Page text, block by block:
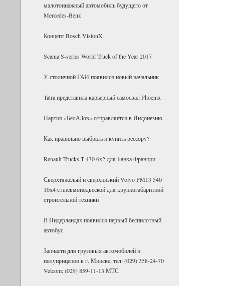
малотоннажный автомобиль будущего от
Mercedes-Benz
Концепт Bosch VisionX
Scania S-series World Truck of the Year 2017
У столичной ГАИ появился новый начальник
Tatra представила карьерный самосвал Phoenix
Партия «БелАЗов» отправляется в Индонезию
Как правильно выбрать и купить рессору?
Renault Trucks T 430 6x2 для Банка Фран­ции
Сверх­тя­жё­лый и сверх­низ­кий Volvo FM13 540
10х4 с пнев­мо­под­вес­кой для круп­но­га­ба­рит­ной
стро­и­тель­ной тех­ники
В Нидерландах появился первый беспилотный
автобус
Запчасти для грузовых автомобилей и
полуприцепов в г. Минске, тел: (029) 358-24-70
Velcom; (029) 859-11-13 МТС